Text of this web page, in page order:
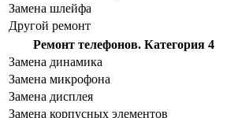
Замена шлейфа
Другой ремонт
Ремонт телефонов. Категория 4
Замена динамика
Замена микрофона
Замена дисплея
Замена корпусных элементов